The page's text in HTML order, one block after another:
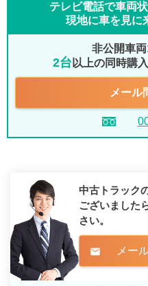
テレビ電話で車両
現地に車を見に
非公開車両
2台 以上の同時購
メール
中古トラック
ございましたら
さい。
mail メー